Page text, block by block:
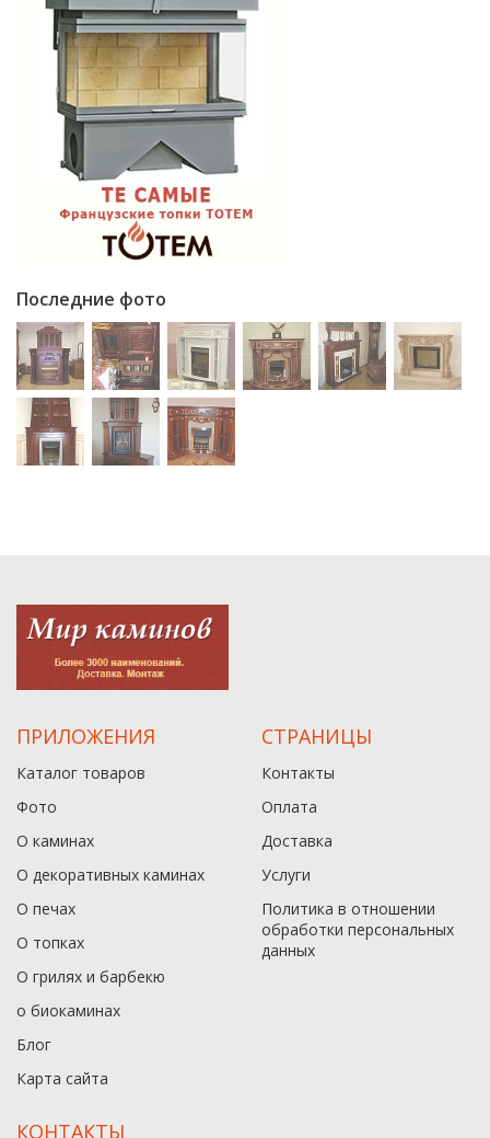
Последние фото
ПРИЛОЖЕНИЯ
Каталог товаров
Фото
О каминах
О декоративных каминах
О печах
О топках
О грилях и барбекю
о биокаминах
Блог
Карта сайта
СТРАНИЦЫ
Контакты
Оплата
Доставка
Услуги
Политика в отношении
обработки персональных
данныx
КОНТАКТЫ